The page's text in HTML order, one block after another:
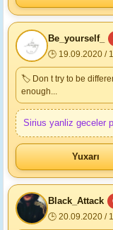
Be_yourself_
🕒 19.09.2020 /
🏷 Don t try to be
enough...
Sirius yanliz geceler
Yuxarı
Black_Attack
🕒 20.09.2020 /